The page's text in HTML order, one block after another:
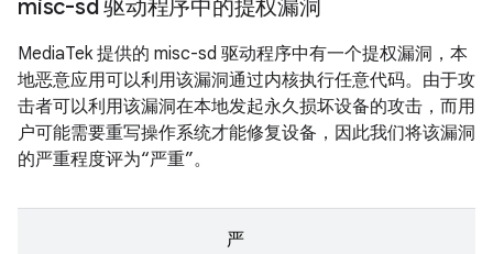
misc-sd 驱动程序中的提权漏洞
MediaTek 提供的 misc-sd 驱动程序中有一个提权漏洞，本
地恶意应用可以利用该漏洞通过内核执行任意代码。由于攻
击者可以利用该漏洞在本地发起永久损坏设备的攻击，而用
户可能需要重写操作系统才能修复设备，因此我们将该漏洞
的严重程度评为“严重”。
严